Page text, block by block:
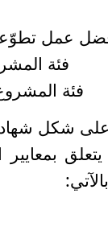
عمل
فئة
فئة
على شكل
يتعلق